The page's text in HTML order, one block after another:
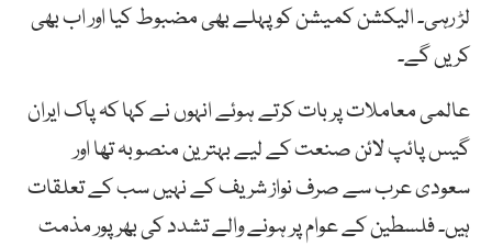
لڑ رہی۔ الیکشن کمیشن کو پہلے بھی مضبوط کیا اور اب بھی
کریں گے۔
عالمی معاملات پر بات کرتے ہوئے انہوں نے کہا کہ پاک ایران
گیس پائپ لائن صنعت کے لیے بہترین منصوبہ تھا اور
سعودی عرب سے صرف نواز شریف کے نہیں سب کے تعلقات
ہیں۔ فلسطین کے عوام پر ہونے والے تشدد کی بھرپور مذمت